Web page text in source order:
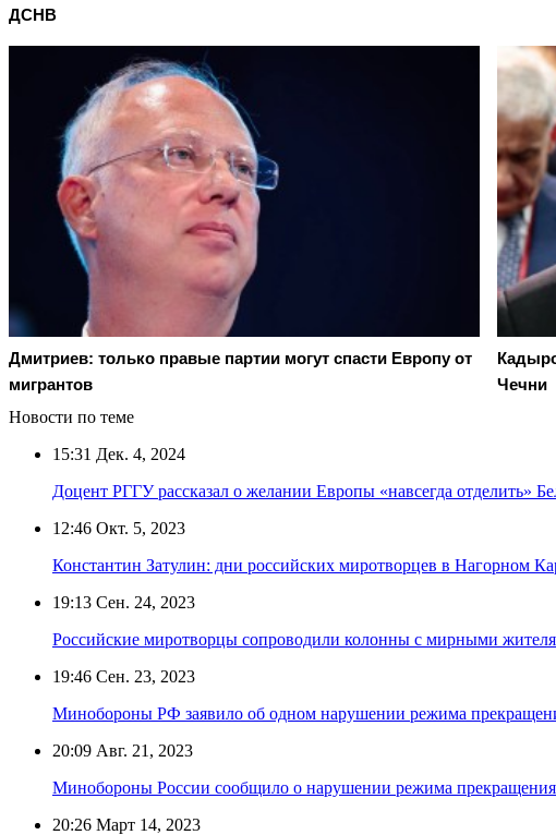
ДСНВ
Дмитриев: только правые партии могут спасти Европу от
мигрантов
Чечни
Новости по теме
15:31 Дек. 4, 2024
Доцент РГГУ рассказал о желании Европы «навсегда отделить»
12:46 Окт. 5, 2023
Константин Затулин: дни российских миротворцев в Нагорном
19:13 Сен. 24, 2023
Российские миротворцы сопроводили колонны с мирными
19:46 Сен. 23, 2023
Минобороны РФ заявило об одном нарушении режима
20:09 Авг. 21, 2023
Минобороны России сообщило о нарушении режима
20:26 Март 14, 2023